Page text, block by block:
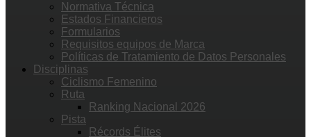
Normativa Técnica
Estados Financieros
Formularios
Requisitos equipos de Marca
Políticas de Tratamiento de Datos Personales
Disciplinas
Ciclismo Femenino
Ruta
Ranking Nacional 2026
Pista
Récords Élites